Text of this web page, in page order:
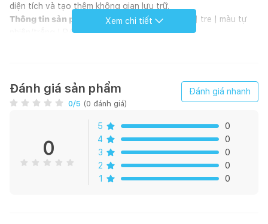
diện tích và tạo thêm không gian lưu trữ.
Thông tin sản phẩm:
Tủ đầu giường | BROBY | tre | màu tự
nhiên/trắng | R45xS38xC50cm
- Trọng lượng: 8.5kg
- Màu sắc: trắng/tự nhiên
Xem chi tiết
Đánh giá sản phẩm
0/5 (0 đánh giá)
Đánh giá nhanh
0
5
0
4
0
3
0
2
0
1
0